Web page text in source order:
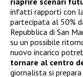
infatti rapporti con
partecipata al 50%
Repubblica di San
su un possibile
nuovo incarico
tornare al centro
giornalista si